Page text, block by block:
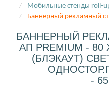
Мобильные стенды roll-
Баннерный рекламный
БАННЕРНЫЙ
АП PREMIUM - 80
(БЛЭКАУТ)
-